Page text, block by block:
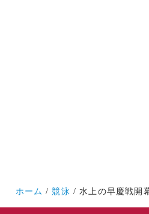
ホーム 競泳 水上の早慶戦開幕！